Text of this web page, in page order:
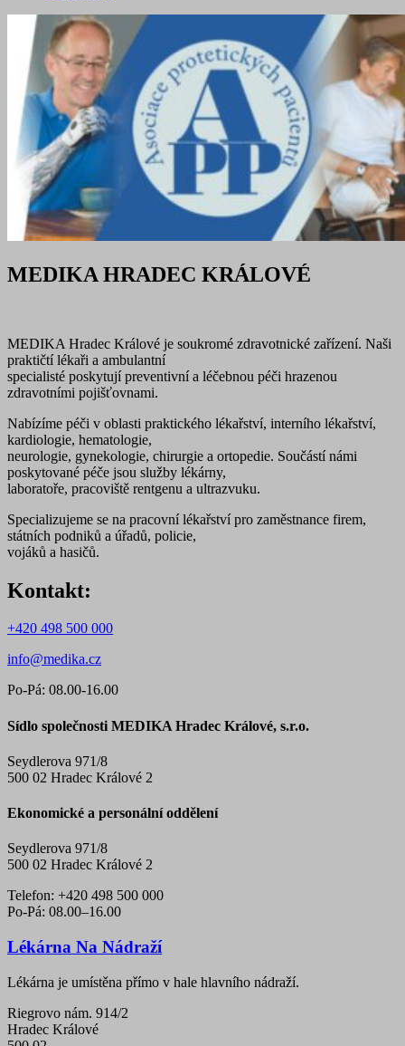
MEDIKA HRADEC KRÁLOVÉ
MEDIKA Hradec Králové je soukromé zdravotnické zařízení. Naši
praktičtí lékaři a ambulantní
specialisté poskytují preventivní a léčebnou péči hrazenou
zdravotními pojišťovnami.
Nabízíme péči v oblasti praktického lékařství, interního lékařství,
kardiologie, hematologie,
neurologie, gynekologie, chirurgie a ortopedie. Součástí námi
poskytované péče jsou služby lékárny,
laboratoře, pracoviště rentgenu a ultrazvuku.
Specializujeme se na pracovní lékařství pro zaměstnance firem,
státních podniků a úřadů, policie,
vojáků a hasičů.
Kontakt:
+420 498 500 000
info@medika.cz
Po-Pá: 08.00-16.00
Sídlo společnosti MEDIKA Hradec Králové, s.r.o.
Seydlerova 971/8
500 02 Hradec Králové 2
Ekonomické a personální oddělení
Seydlerova 971/8
500 02 Hradec Králové 2
Telefon: +420 498 500 000
Po-Pá: 08.00–16.00
Lékárna Na Nádraží
Lékárna je umístěna přímo v hale hlavního nádraží.
Riegrovo nám. 914/2
Hradec Králové